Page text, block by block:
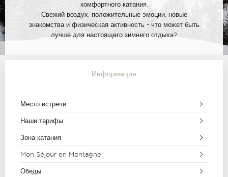
комфортного катания.
Свежий воздух, положительные эмоции, новые
знакомства и физическая активность - что может быть
лучше для настоящего зимнего отдыха?
Информация
Место встречи
Наши тарифы
Зона катания
Mon Séjour en Montagne
Обеды